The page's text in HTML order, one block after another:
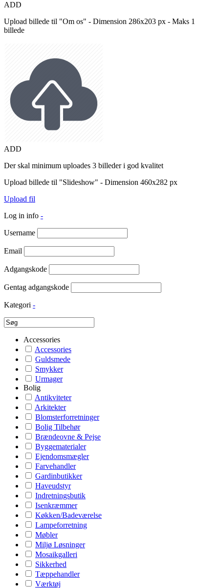
ADD
Upload billede til "Om os" - Dimension 286x203 px - Maks 1
billede
ADD
Der skal minimum uploades 3 billeder i god kvalitet
Upload billede til "Slideshow" - Dimension 460x282 px
Upload fil
Log in info -
Username
Email
Adgangskode
Gentag adgangskode
Kategori -
Accessories
Accessories
Guldsmede
Smykker
Urmager
Bolig
Antikviteter
Arkitekter
Blomsterforretninger
Bolig Tilbehør
Brændeovne & Pejse
Byggematerialer
Ejendomsmægler
Farvehandler
Gardinbutikker
Haveudstyr
Indretningsbutik
Isenkræmmer
Køkken/Badeværelse
Lampeforretning
Møbler
Miljø Løsninger
Mosaikgalleri
Sikkerhed
Tæppehandler
Værktøj